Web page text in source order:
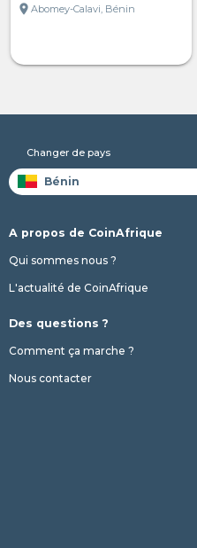
location_on Abomey-Calavi, Bénin
Changer de pays
A propos de CoinAfrique
Qui sommes nous ?
L'actualité de CoinAfrique
Des questions ?
Comment ça marche ?
Nous contacter